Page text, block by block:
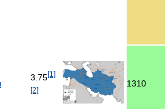
3.75[1]
[2]
1310